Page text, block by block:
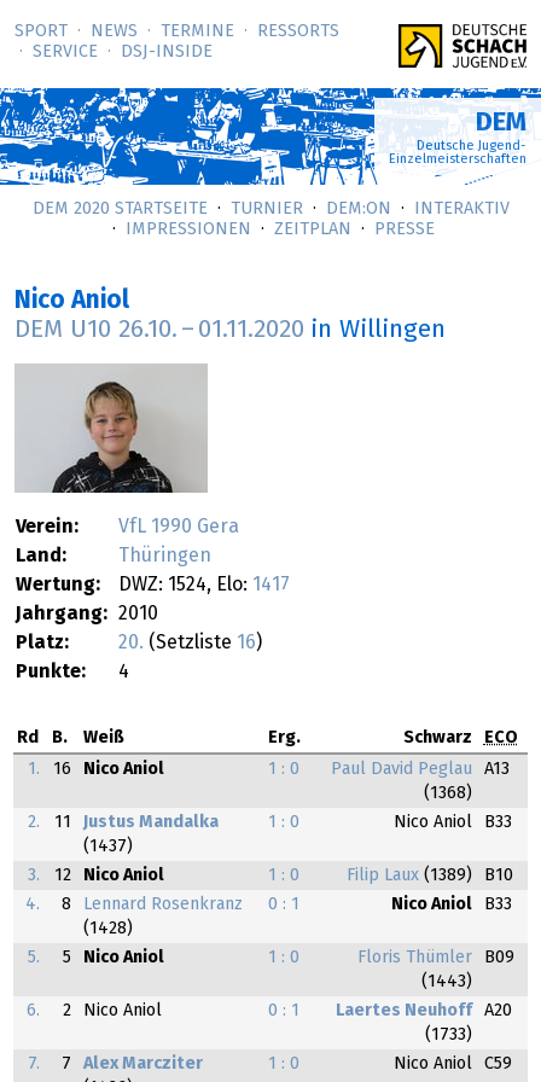
SPORT NEWS TERMINE
RESSORTS
SERVICE
DSJ-­INSIDE
DEM
Deutsche Jugend-
Einzelmeisterschaften
DEM 2020 STARTSEITE TURNIER DEM:ON
INTERAKTIV
IMPRESSIONEN
ZEITPLAN PRESSE
Nico Aniol
DEM U10 26.10. – 01.11.2020 in Willingen
Verein:
VfL 1990 Gera
Land:
Thüringen
Wertung:
DWZ: 1524, Elo: 1417
Jahrgang: 2010
Platz:
20. (Setzliste 16)
Punkte:
4
Rd B. Weiß Erg. Schwarz
ECO
1.
16 Nico Aniol 1 : 0
Paul David Peglau
(1368)
A13
2. 11
Justus Mandalka
(1437)
1 : 0 Nico Aniol B33
3. 12 Nico Aniol 1 : 0 Filip Laux (1389)
B10
4.
8
Lennard Rosenkranz
(1428)
0 : 1 Nico Aniol B33
5. 5 Nico Aniol 1 : 0
Floris Thümler
(1443)
B09
6. 2 Nico Aniol 0 : 1
Laertes Neuhoff
(1733)
A20
7. 7
Alex Marcziter
1 : 0 Nico Aniol C59